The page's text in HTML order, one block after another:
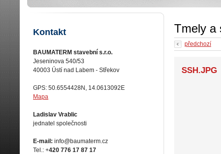
Tmely a
předchozí
SSH.JPG
Kontakt
BAUMATERM stavební s.r.o.
Jeseninova 540/53
40003 Ústí nad Labem - Střekov
GPS: 50.6554428N, 14.0613092E
Mapa
Ladislav Vrablic
jednatel společnosti
E-mail: info@baumaterm.cz
Tel.: +420 776 17 87 17